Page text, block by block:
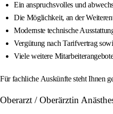
Ein anspruchsvolles und
Die Möglichkeit, an der
Modernste technische
Vergütung nach Tarifvertrag
Viele weitere
Für fachliche Auskünfte steht Ihnen
Oberarzt / Oberärztin